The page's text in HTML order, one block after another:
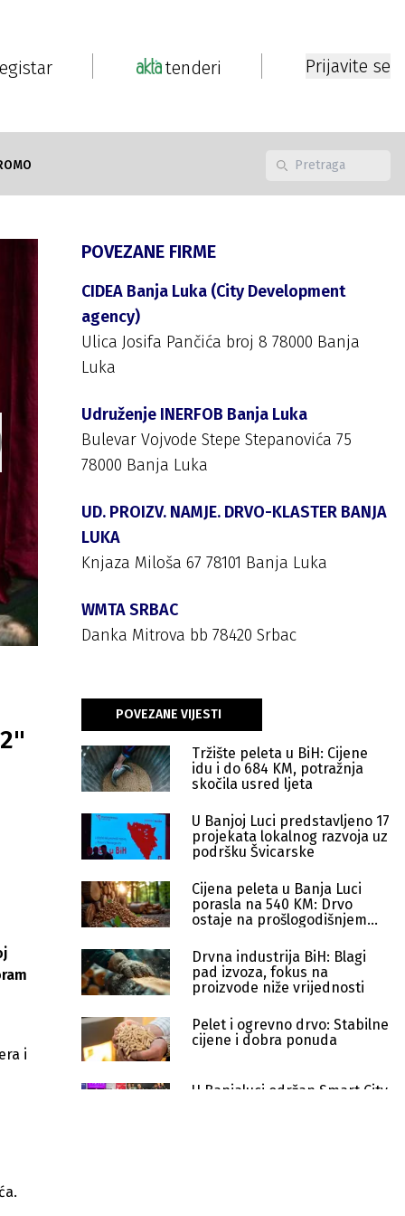
tenderi Prijavite se
i
POVEZANE FIRME
CIDEA Banja Luka (City Development
agency)
Ulica Josifa Pančića broj 8 78000 Banja
Luka
Udruženje INERFOB Banja Luka
Bulevar Vojvode Stepe Stepanovića 75
78000 Banja Luka
UD. PROIZV. NAMJE. DRVO-KLASTER BANJA
LUKA
Knjaza Miloša 67 78101 Banja Luka
WMTA SRBAC
Danka Mitrova bb 78420 Srbac
POVEZANE VIJESTI
Tržište peleta u BiH: Cijene
idu i do 684 KM, potražnja
skočila usred ljeta
U Banjoj Luci predstavljeno 17
projekata lokalnog razvoja uz
podršku Švicarske
Cijena peleta u Banja Luci
porasla na 540 KM: Drvo
ostaje na prošlogodišnjem
Drvna industrija BiH: Blagi
pad izvoza, fokus na
proizvode niže vrijednosti
Pelet i ogrevno drvo: Stabilne
cijene i dobra ponuda
U Banjaluci održan Smart City